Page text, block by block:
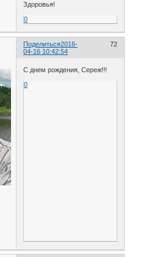
Здоровья!
0
Поделиться 72
2016-
04-16 10:42:54
С днем рождения, Сереж!!!
0